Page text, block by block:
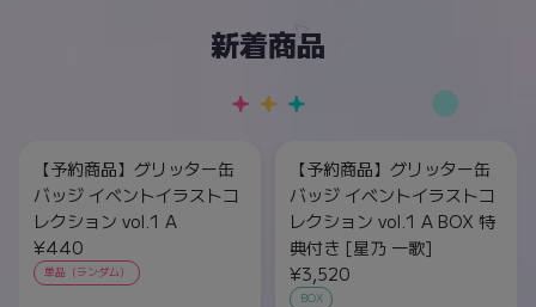
新着商品
【予約商品】グリッター缶
バッジ イベントイラストコ
レクション vol.1 A
¥440
単品（ランダム）
【予約商品】グリッター缶
バッジ イベントイラストコ
レクション vol.1 A BOX 特
典付き [星乃 一歌]
¥3,520
BOX